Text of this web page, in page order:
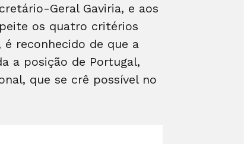
Geral Gaviria, e aos
os quatro critérios
reconhecido de que a
a posição de Portugal,
que se crê possível no